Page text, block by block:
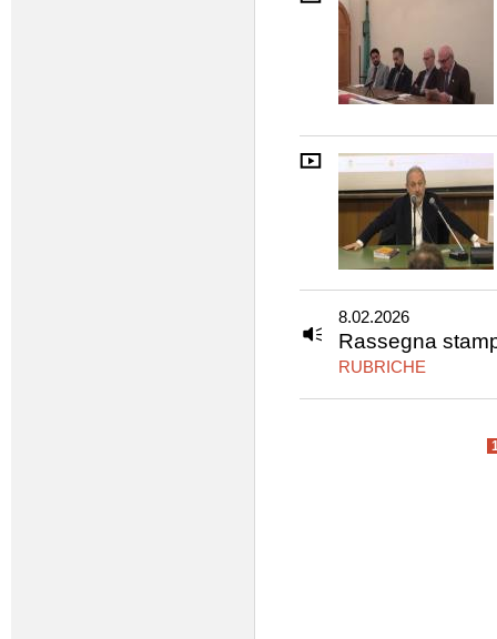
8.02.2026
Rassegna
RUBRICHE